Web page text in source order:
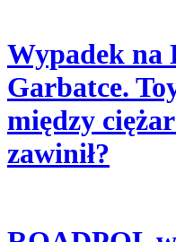
Wypadek na
Garbatce.
między
zawinił?